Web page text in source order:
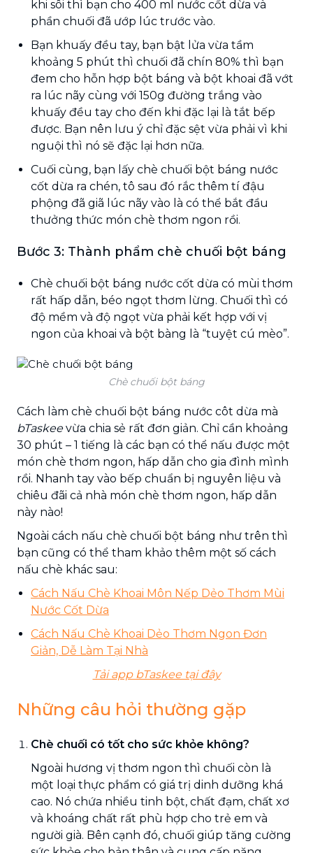
khi sôi thì bạn cho 400 ml nước cốt dừa và
phần chuối đã ướp lúc trước vào.
Bạn khuấy đều tay, bạn bật lửa vừa tầm
khoảng 5 phút thì chuối đã chín 80% thì bạn
đem cho hỗn hợp bột báng và bột khoai đã vớt
ra lúc nãy cùng với 150g đường trắng vào
khuấy đều tay cho đến khi đặc lại là tắt bếp
được. Bạn nên lưu ý chỉ đặc sệt vừa phải vì khi
nguội thì nó sẽ đặc lại hơn nữa.
Cuối cùng, bạn lấy chè chuối bột báng nước
cốt dừa ra chén, tô sau đó rắc thêm tí đậu
phộng đã giã lúc nãy vào là có thể bắt đầu
thưởng thức món chè thơm ngon rồi.
Bước 3: Thành phẩm chè chuối bột báng
Chè chuối bột báng nước cốt dừa có mùi thơm
rất hấp dẫn, béo ngọt thơm lừng. Chuối thì có
độ mềm và độ ngọt vừa phải kết hợp với vị
ngon của khoai và bột bàng là “tuyệt cú mèo”.
Chè chuối bột báng
Cách làm chè chuối bột báng nước côt dừa mà
bTaskeevừa chia sẻ rất đơn giản. Chỉ cần khoảng
30 phút – 1 tiếng là các bạn có thể nấu được một
món chè thơm ngon, hấp dẫn cho gia đình mình
rồi. Nhanh tay vào bếp chuẩn bị nguyên liệu và
chiêu đãi cả nhà món chè thơm ngon, hấp dẫn
này nào!
Ngoài cách nấu chè chuối bột báng như trên thì
bạn cũng có thể tham khảo thêm một số cách
nấu chè khác sau:
Cách Nấu Chè Khoai Môn Nếp Dẻo Thơm Mùi
Nước Cốt Dừa
Cách Nấu Chè Khoai Dẻo Thơm Ngon Đơn
Giản, Dễ Làm Tại Nhà
Tải app bTaskee tại đây
Những câu hỏi thường gặp
Chè chuối có tốt cho sức khỏe không?
Ngoài hương vị thơm ngon thì chuối còn là
một loại thực phẩm có giá trị dinh dưỡng khá
cao. Nó chứa nhiều tinh bột, chất đạm, chất xơ
và khoáng chất rất phù hợp cho trẻ em và
người già. Bên cạnh đó, chuối giúp tăng cường